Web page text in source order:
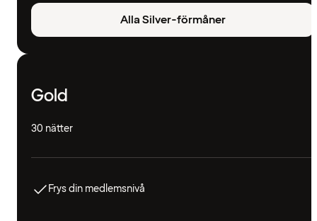
Alla Silver-förmåner
Gold
30 nätter
Frys din medlemsnivå